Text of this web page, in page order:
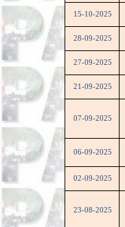
15-10-2025
28-09-2025
27-09-2025
21-09-2025
07-09-2025
06-09-2025
02-09-2025
23-08-2025